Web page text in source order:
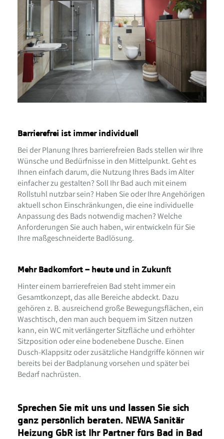
Barrierefrei ist immer individuell
Bei der Planung Ihres barrierefreien Bads stellen wir Ihre
Wünsche und Bedürfnisse in den Mittelpunkt. Geht es
Ihnen einfach darum, die Nutzung Ihres Bads im Alter
einfacher zu gestalten? Soll Ihr Bad auch mit einem
Rollstuhl nutzbar sein? Haben Sie oder Ihre Angehörigen
aktuell schon Einschränkungen, die eine individuelle
Anpassung des Bads notwendig machen? Welche
Anforderungen Sie auch haben, wir entwickeln für Sie
Ihre maßgeschneiderte Badlösung.
Mehr Badkomfort – heute und in Zukunft
Hinter einem barrierefreien Bad steht immer ein
Gesamtkonzept, das alle Bereiche abdeckt. Dazu
gehören z. B. ausreichend große Bewegungsflächen, ein
Waschtisch, den man auch bequem im Sitzen nutzen
kann, ein WC mit verlängerter Sitzfläche und erhöhter
Sitzposition oder eine bodenebene Dusche. Einen
Dusch-Klappsitz oder zusätzliche Handgriffe können wir
bereits bei der Badplanung vorsehen und später bei
Bedarf nachrüsten.
Sprechen Sie mit uns und lassen Sie sich
ganz persönlich beraten. NEWA Sanitär
Heizung GbR ist Ihr Partner fürs Bad in Bad